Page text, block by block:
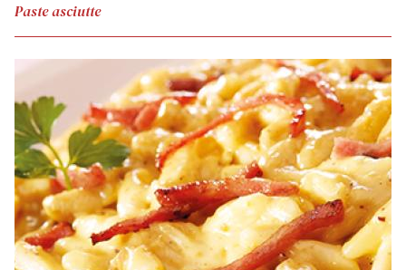
Paste asciutte